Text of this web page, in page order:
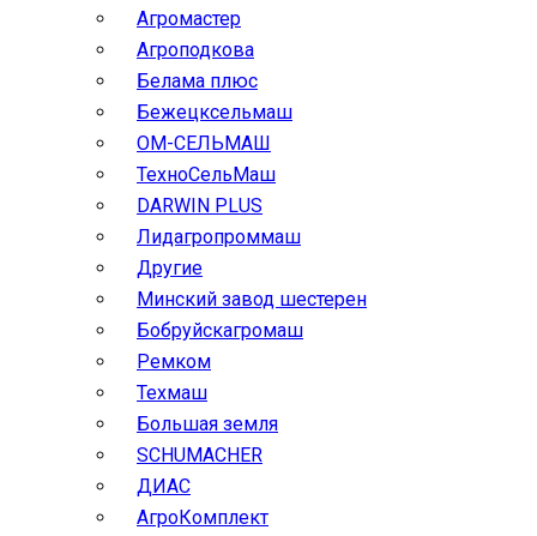
Агромастер
Агроподкова
Белама плюс
Бежецксельмаш
ОМ-СЕЛЬМАШ
ТехноСельМаш
DARWIN PLUS
Лидагропроммаш
Другие
Минский завод шестерен
Бобруйскагромаш
Ремком
Техмаш
Большая земля
SCHUMACHER
ДИАС
АгроКомплект